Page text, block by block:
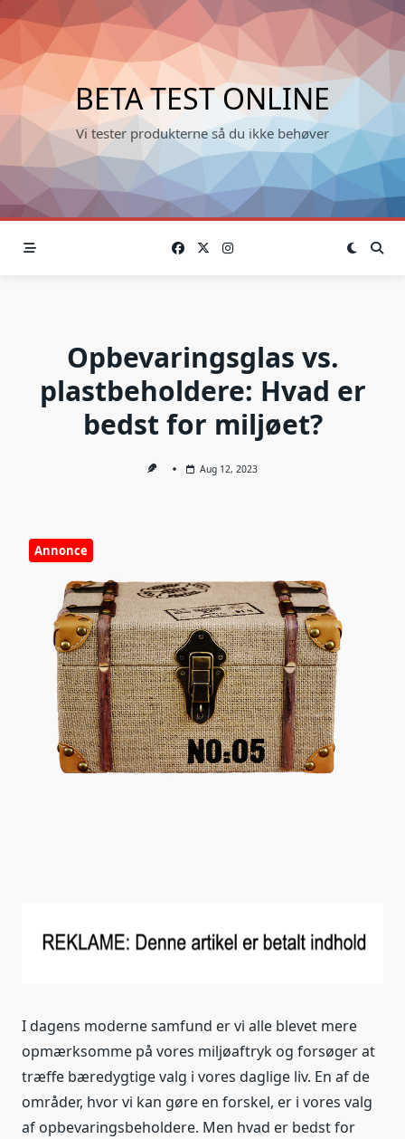
Skip
to
content
BETA TEST ONLINE
Vi tester produkterne så du ikke behøver
Opbevaringsglas vs.
plastbeholdere: Hvad er
bedst for miljøet?
Aug 12, 2023
Annonce
I dagens moderne samfund er vi alle blevet mere
opmærksomme på vores miljøaftryk og forsøger at
træffe bæredygtige valg i vores daglige liv. En af de
områder, hvor vi kan gøre en forskel, er i vores valg
af opbevaringsbeholdere. Men hvad er bedst for